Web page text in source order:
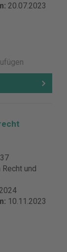
20.07.2023
Recht und
10.11.2023